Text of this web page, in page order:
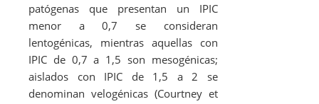
patógenas que presentan un IPIC
menor a 0,7 se consideran
lentogénicas, mientras aquellas con
IPIC de 0,7 a 1,5 son mesogénicas;
aislados con IPIC de 1,5 a 2 se
denominan velogénicas (Courtney et